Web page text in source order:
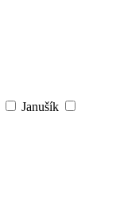
Janušík